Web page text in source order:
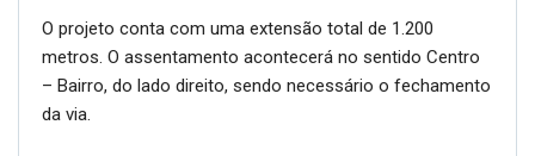
O projeto conta com uma extensão total de 1.200
metros. O assentamento acontecerá no sentido Centro
– Bairro, do lado direito, sendo necessário o fechamento
da via.